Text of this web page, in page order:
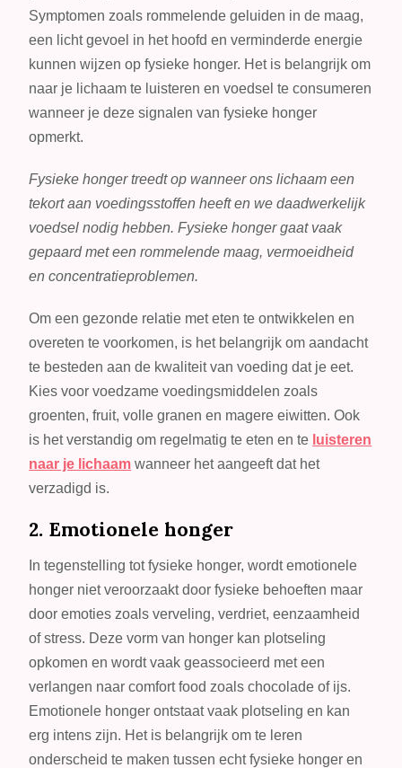
Symptomen zoals rommelende geluiden in de maag,
een licht gevoel in het hoofd en verminderde energie
kunnen wijzen op fysieke honger. Het is belangrijk om
naar je lichaam te luisteren en voedsel te consumeren
wanneer je deze signalen van fysieke honger
opmerkt.
Fysieke honger treedt op wanneer ons lichaam een
tekort aan voedingsstoffen heeft en we daadwerkelijk
voedsel nodig hebben. Fysieke honger gaat vaak
gepaard met een rommelende maag, vermoeidheid
en concentratieproblemen.
Om een gezonde relatie met eten te ontwikkelen en
overeten te voorkomen, is het belangrijk om aandacht
te besteden aan de kwaliteit van voeding dat je eet.
Kies voor voedzame voedingsmiddelen zoals
groenten, fruit, volle granen en magere eiwitten. Ook
is het verstandig om regelmatig te eten en te luisteren
naar je lichaam wanneer het aangeeft dat het
verzadigd is.
2. Emotionele honger
In tegenstelling tot fysieke honger, wordt emotionele
honger niet veroorzaakt door fysieke behoeften maar
door emoties zoals verveling, verdriet, eenzaamheid
of stress. Deze vorm van honger kan plotseling
opkomen en wordt vaak geassocieerd met een
verlangen naar comfort food zoals chocolade of ijs.
Emotionele honger ontstaat vaak plotseling en kan
erg intens zijn. Het is belangrijk om te leren
onderscheid te maken tussen echt fysieke honger en